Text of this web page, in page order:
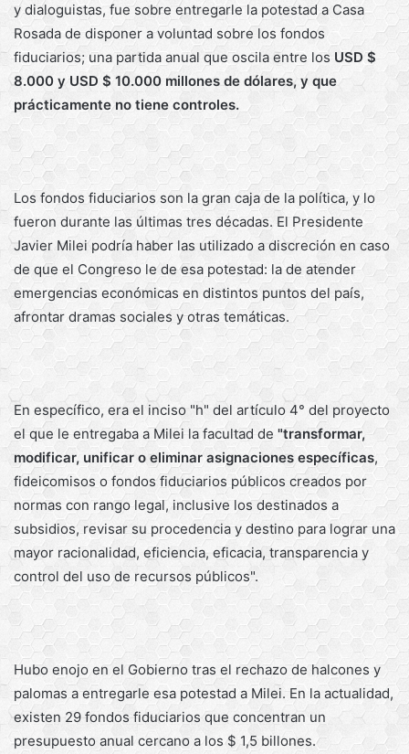
y dialoguistas, fue sobre entregarle la potestad a Casa
Rosada de disponer a voluntad sobre los fondos
fiduciarios; una partida anual que oscila entre los USD $
8.000 y USD $ 10.000 millones de dólares, y que
prácticamente no tiene controles.
Los fondos fiduciarios son la gran caja de la política, y lo
fueron durante las últimas tres décadas. El Presidente
Javier Milei podría haber las utilizado a discreción en caso
de que el Congreso le de esa potestad: la de atender
emergencias económicas en distintos puntos del país,
afrontar dramas sociales y otras temáticas.
En específico, era el inciso "h" del artículo 4° del proyecto
el que le entregaba a Milei la facultad de "transformar,
modificar, unificar o eliminar asignaciones específicas,
fideicomisos o fondos fiduciarios públicos creados por
normas con rango legal, inclusive los destinados a
subsidios, revisar su procedencia y destino para lograr una
mayor racionalidad, eficiencia, eficacia, transparencia y
control del uso de recursos públicos".
Hubo enojo en el Gobierno tras el rechazo de halcones y
palomas a entregarle esa potestad a Milei. En la actualidad,
existen 29 fondos fiduciarios que concentran un
presupuesto anual cercano a los $ 1,5 billones.